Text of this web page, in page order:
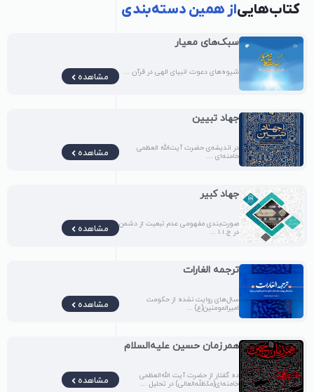
کتاب‌هاییاز همین دسته‌بندی
سبک‌های معیار
شیوه‌های دعوت انبیای الهی در قرآن ... مشاهده
جهاد تبیین
در اندیشه‌ی حضرت آیت‌الله العظمی
خامنه‌ای ...
مشاهده
جهاد کبیر
صورت‌بندی مفهومی عدم تبعیت از دشمن
در ج.ا.ا ...
مشاهده
ترجمه الغارات
سال‌های روایت‌ نشده از حکومت
امیرالمومنین(ع) ...
مشاهده
همرزمان حسین علیه‌السلام
ده گفتار از حضرت آیت الله‌العظمی
خامنه‌ای(مدّظلّه‌العالی) در تحلیل ...
مشاهده